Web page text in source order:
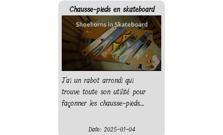
Chausse-pieds en skateboard
J'ai un rabot arrondi qui
trouve toute son utilité pour
façonner les chausse-pieds...
Date: 2025-01-04